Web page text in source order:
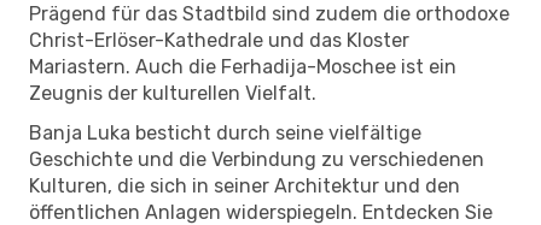
Prägend für das Stadtbild sind zudem die orthodoxe
Christ-Erlöser-Kathedrale und das Kloster
Mariastern. Auch die Ferhadija-Moschee ist ein
Zeugnis der kulturellen Vielfalt.
Banja Luka besticht durch seine vielfältige
Geschichte und die Verbindung zu verschiedenen
Kulturen, die sich in seiner Architektur und den
öffentlichen Anlagen widerspiegeln. Entdecken Sie